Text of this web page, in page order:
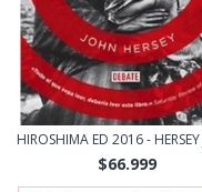
HIROSHIMA ED 2016 -
$66.999